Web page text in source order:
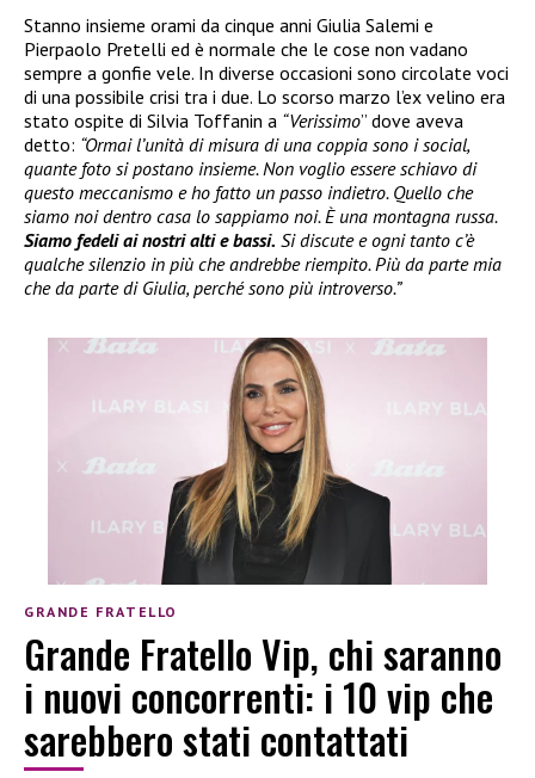
Stanno insieme orami da cinque anni Giulia Salemi e
Pierpaolo Pretelli ed è normale che le cose non vadano
sempre a gonfie vele. In diverse occasioni sono circolate voci
di una possibile crisi tra i due. Lo scorso marzo l’ex velino era
stato ospite di Silvia Toffanin a “Verissimo” dove aveva
detto: “Ormai l’unità di misura di una coppia sono i social,
quante foto si postano insieme. Non voglio essere schiavo di
questo meccanismo e ho fatto un passo indietro. Quello che
siamo noi dentro casa lo sappiamo noi. È una montagna russa.
Siamo fedeli ai nostri alti e bassi. Si discute e ogni tanto c’è
qualche silenzio in più che andrebbe riempito. Più da parte mia
che da parte di Giulia, perché sono più introverso.”
GRANDE FRATELLO
Grande Fratello Vip, chi saranno
i nuovi concorrenti: i 10 vip che
sarebbero stati contattati